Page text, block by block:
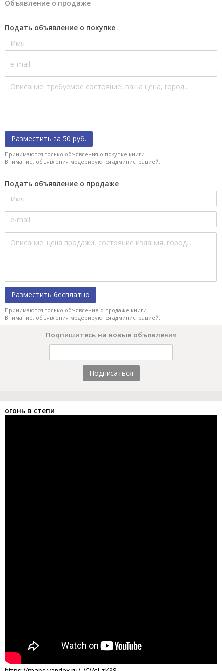
Объявление о продаже
Подать объявление о покупке
Разместить за 50 руб.
Принимаются только объявления о покупке книги.
Внимание, объявления модерируются администрацией.
Подать объявление о продаже
Разместить бесплатно
Принимаются только объявление о продаже книги.
Внимание, объявления модерируются администрацией.
Подпишитесь на новые объявления
Подписаться
огонь в степи